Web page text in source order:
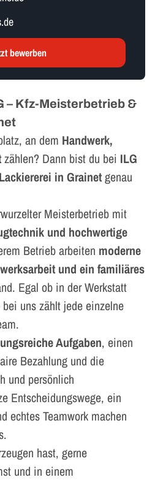
bewerben
– Kfz-Meisterbetrieb &
an dem Handwerk,
zählen? Dann bist du bei ILG
in Grainetgenau
Meisterbetrieb mit
und hochwertige
Betrieb arbeiten moderne
und ein familiäres
Egal ob in der Werkstatt
uns zählt jede einzelne
Aufgaben, einen
Bezahlung und die
und persönlich
Entscheidungswege, ein
echtes Teamwork machen
hast, gerne
und in einem